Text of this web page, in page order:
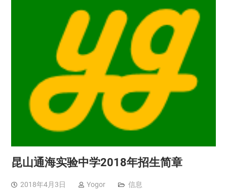
昆山通海实验中学2018年招生简章
2018年4月3日 Yogor 信息